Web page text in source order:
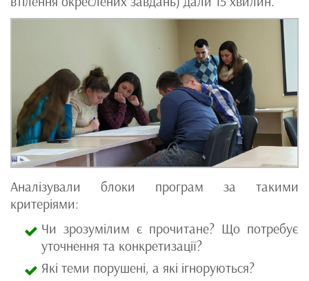
Аналізували блоки програм за такими
критеріями:
Чи зрозумілим є прочитане? Що потребує
уточнення та конкретизації?
Які теми порушені, а які ігноруються?